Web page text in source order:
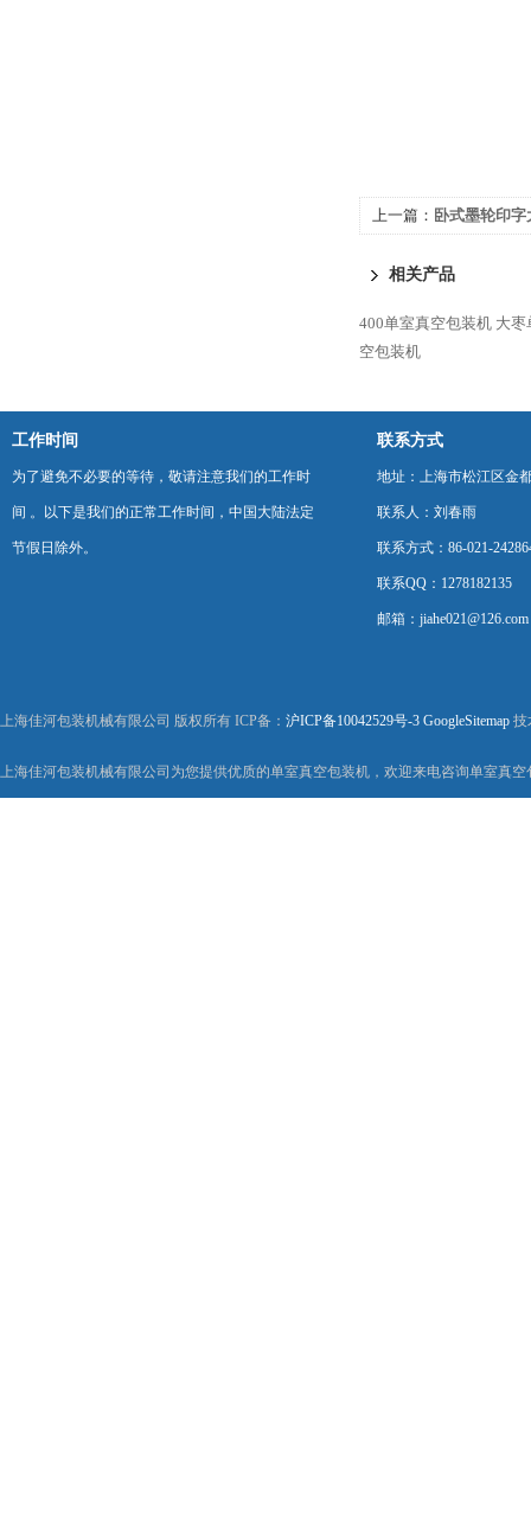
上一篇： 卧式墨轮印
相关产品
400单室真空包装机 大枣
空包装机
工作时间
为了避免不必要的等待，敬请注意我们的工作时
间 。以下是我们的正常工作时间，中国大陆法定
节假日除外。
联系方式
地址：上海市松江区金
联系人：刘春雨
联系方式：86-021-
联系QQ：1278182135
邮箱：jiahe021@126.com
上海佳河包装机械有限公司 版权所有 ICP备： 沪ICP备10042529号-3 GoogleSitemap 技
上海佳河包装机械有限公司为您提供优质的单室真空包装机，欢迎来电咨询单室真